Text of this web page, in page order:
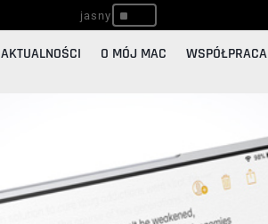
^
AKTUALNOŚCI O MÓJ MAC WSPÓŁPRACA